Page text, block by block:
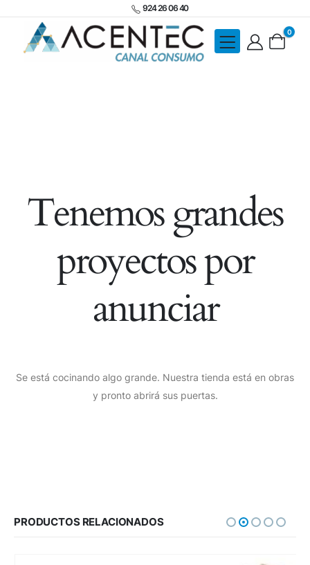
924 26 06 40
0
Tenemos grandes
proyectos por
anunciar
Se está cocinando algo grande. Nuestra tienda está en obras
y pronto abrirá sus puertas.
PRODUCTOS RELACIONADOS